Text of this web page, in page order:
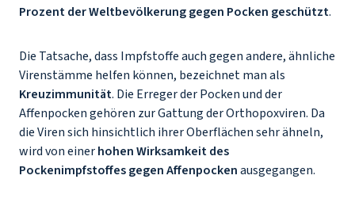
Prozent der Weltbevölkerung gegen Pocken geschützt.
Die Tatsache, dass Impfstoffe auch gegen andere, ähnliche
Virenstämme helfen können, bezeichnet man als
Kreuzimmunität. Die Erreger der Pocken und der
Affenpocken gehören zur Gattung der Orthopoxviren. Da
die Viren sich hinsichtlich ihrer Oberflächen sehr ähneln,
wird von einerhohen Wirksamkeit des
Pockenimpfstoffes gegen Affenpockenausgegangen.